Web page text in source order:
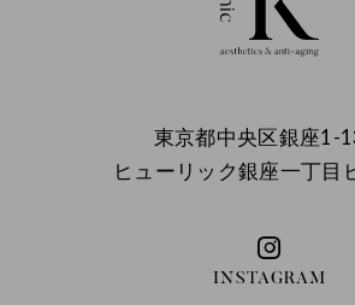
INSTAGRAM
東京都中央区銀座1-
ヒューリック銀座一丁目